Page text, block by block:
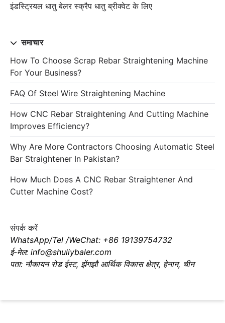
इंडस्ट्रियल धातु बेलर स्क्रैप धातु ब्रीक्वेट के लिए
समाचार
How To Choose Scrap Rebar Straightening Machine
For Your Business?
FAQ Of Steel Wire Straightening Machine
How CNC Rebar Straightening And Cutting Machine
Improves Efficiency?
Why Are More Contractors Choosing Automatic Steel
Bar Straightener In Pakistan?
How Much Does A CNC Rebar Straightener And
Cutter Machine Cost?
संपर्क करें
WhatsApp/Tel /WeChat: +86 19139754732
ई-मेल: info@shuliybaler.com
पता: नौकायन रोड ईस्ट, झेंगझौ आर्थिक विकास क्षेत्र, हेनान, चीन